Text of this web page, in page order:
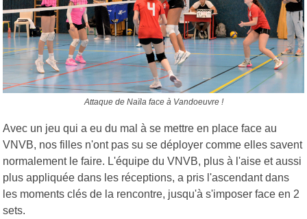
Attaque de Naïla face à Vandoeuvre !
Avec un jeu qui a eu du mal à se mettre en place face au
VNVB, nos filles n'ont pas su se déployer comme elles savent
normalement le faire. L'équipe du VNVB, plus à l'aise et aussi
plus appliquée dans les réceptions, a pris l'ascendant dans
les moments clés de la rencontre, jusqu'à s'imposer face en 2
sets.